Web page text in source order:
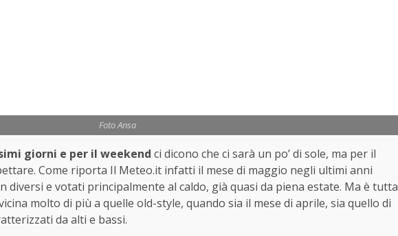
Foto Ansa
giorni e per il weekend ci dicono che ci sarà un po’ di sole, ma per il
Come riporta Il Meteo.it infatti il mese di maggio negli ultimi anni
diversi e votati principalmente al caldo, già quasi da piena estate. Ma è tutta
molto di più a quelle old-style, quando sia il mese di aprile, sia quello di
da alti e bassi.